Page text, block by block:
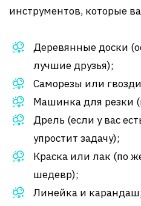
инструментов, которые
Деревянные доски
лучшие друзья);
Саморезы или
Машинка для резки
Дрель (если у вас
упростит задачу);
Краска или лак (по
шедевр);
Линейка и